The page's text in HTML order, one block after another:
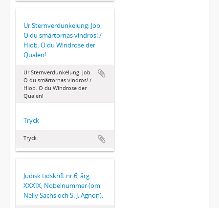
Ur Sternverdunkelung: Job.
O du smärtornas vindros! /
Hiob. O du Windrose der
Qualen!
Ur Sternverdunkelung: Job.
O du smärtornas vindros! /
Hiob. O du Windrose der
Qualen!
Tryck
Tryck
Judisk tidskrift nr 6, årg.
XXXIX, Nobelnummer (om
Nelly Sachs och S. J. Agnon).